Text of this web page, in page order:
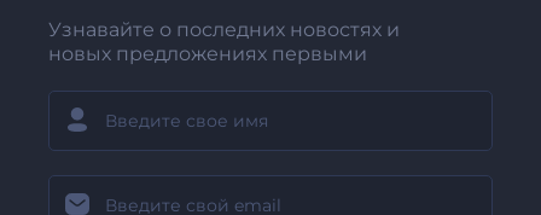
Узнавайте о последних новостях и
новых предложениях первыми